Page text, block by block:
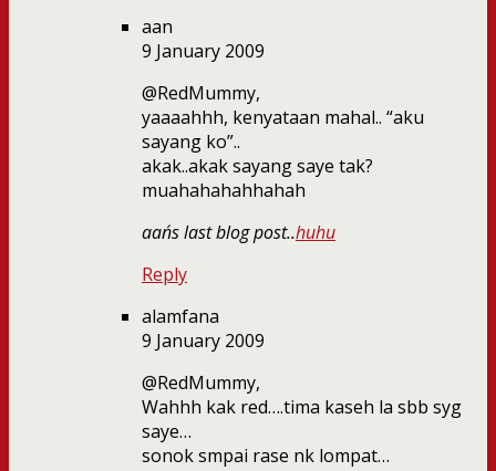
aan
9 January 2009
@RedMummy,
yaaaahhh, kenyataan mahal.. “aku
sayang ko”..
akak..akak sayang saye tak?
muahahahahhahah
aan´s last blog post..huhu
Reply
alamfana
9 January 2009
@RedMummy,
Wahhh kak red….tima kaseh la sbb syg
saye…
sonok smpai rase nk lompat…